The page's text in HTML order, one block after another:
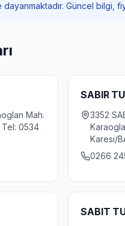
Güncel bilgi,
Mah.
Tel: 0534
SABIR
3352
Karesi/
0266
SABIT